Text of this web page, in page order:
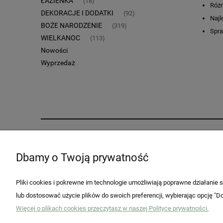
DEKORACJE I DODATKI (92)
BOŻE NARODZENIE (319)
WIELKANOC (113)
Nowości
Wyprzedaż
Regulaminy
Zwroty i reklamacje Ustawienia konta
Przechowalnia
Dokonaj zwrotu
Dbamy o Twoją prywatność
Pliki cookies i pokrewne im technologie umożliwiają poprawne
lub dostosować użycie plików do swoich preferencji, wybierając opcję
Więcej o plikach cookies przeczytasz w naszej Polityce prywatności.